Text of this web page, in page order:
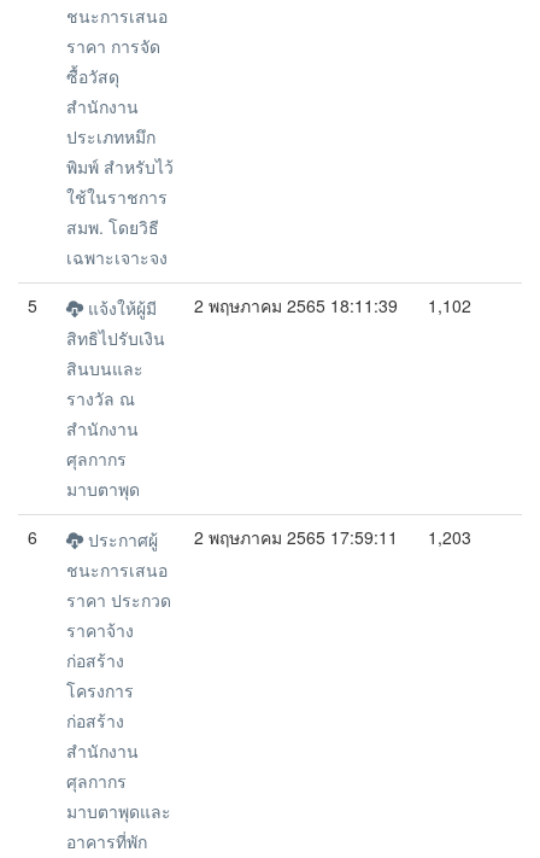
ชนะการเสนอ
ราคา การจัด
ซื้อวัสดุ
สำนักงาน
ประเภทหมึก
พิมพ์ สำหรับไว้
ใช้ในราชการ
สมพ. โดยวิธี
เฉพาะเจาะจง
5
แจ้งให้ผู้มี
สิทธิไปรับเงิน
สินบนและ
รางวัล ณ
สำนักงาน
ศุลกากร
มาบตาพุด
2 พฤษภาคม 2565 18:11:39 1,102
6
ประกาศผู้
ชนะการเสนอ
ราคา ประกวด
ราคาจ้าง
ก่อสร้าง
โครงการ
ก่อสร้าง
สำนักงาน
ศุลกากร
มาบตาพุดและ
อาคารที่พัก
2 พฤษภาคม 2565 17:59:11 1,203